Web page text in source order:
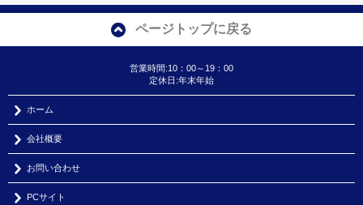
ページトップに戻る
営業時間:10：00～19：00
定休日:年末年始
ホーム
会社概要
お問い合わせ
PCサイト